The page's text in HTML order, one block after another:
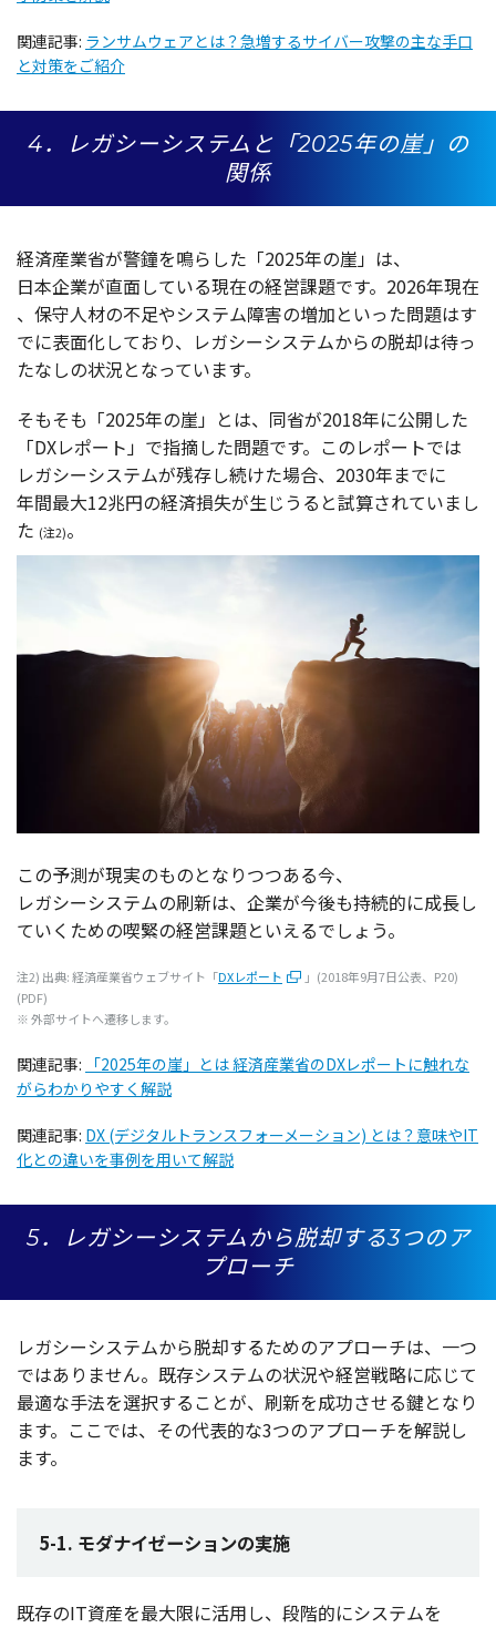
関連記事: ランサムウェアとは？急増するサイバー攻撃の主な手口
と対策をご紹介
4．レガシーシステムと「2025年の崖」の
関係
経済産業省が警鐘を鳴らした「2025年の崖」は、
日本企業が直面している現在の経営課題です。2026年現在
、 保守人材の不足やシステム障害の増加といった問題はす
でに表面化しており、 レガシーシステムからの脱却は待っ
たなしの状況となっています。
そもそも「2025年の崖」とは、 同省が2018年に公開した
「DXレポート」で指摘した問題です。このレポートでは
レガシーシステムが残存し続けた場合、2030年までに
年間最大12兆円の経済損失が生じうると試算されていまし
た (注2)。
この予測が現実のものとなりつつある今、
レガシーシステムの刷新は、 企業が今後も持続的に成長し
ていくための喫緊の経営課題といえるでしょう。
注2) 出典:経済産業省ウェブサイト 「DXレポート 」(2018年9月7日公表、P20)
(PDF)
※ 外部サイトへ遷移します。
関連記事:
「2025年の崖」とは 経済産業省のDXレポートに触れな
がらわかりやすく解説
関連記事: DX (デジタルトランスフォーメーション) とは？意味やIT
化との違いを事例を用いて解説
5．レガシーシステムから脱却する3つのア
プローチ
レガシーシステムから脱却するためのアプローチは、一つ
ではありません。 既存システムの状況や経営戦略に応じて
最適な手法を選択することが、 刷新を成功させる鍵となり
ます。ここでは、その代表的な3つのアプローチを解説し
ます。
5-1. モダナイゼーションの実施
既存のIT資産を最大限に活用し、 段階的にシステムを